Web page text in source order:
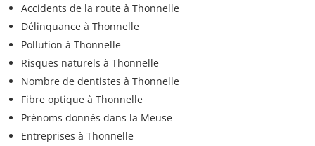
Accidents de la route à Thonnelle
Délinquance à Thonnelle
Pollution à Thonnelle
Risques naturels à Thonnelle
Nombre de dentistes à Thonnelle
Fibre optique à Thonnelle
Prénoms donnés dans la Meuse
Entreprises à Thonnelle